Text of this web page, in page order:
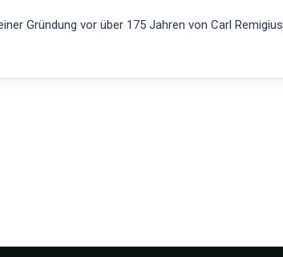
Gründung vor über 175 Jahren von Carl Remigius